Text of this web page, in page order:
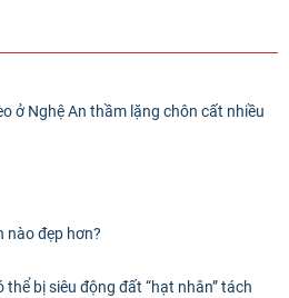
ở Nghệ An thầm lặng chôn cất nhiều
nào đẹp hơn?
thể bị siêu động đất “hạt nhân” tách